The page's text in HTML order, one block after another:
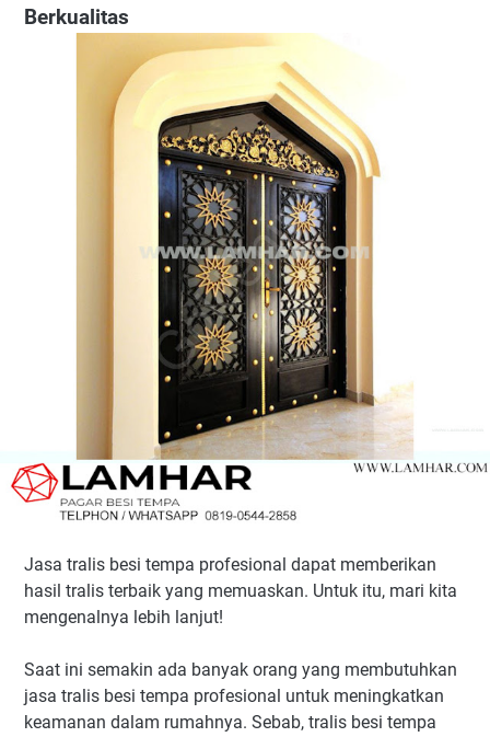
Berkualitas
Jasa tralis besi tempa profesional dapat memberikan
hasil tralis terbaik yang memuaskan. Untuk itu, mari kita
mengenalnya lebih lanjut!
Saat ini semakin ada banyak orang yang membutuhkan
jasa tralis besi tempa profesional untuk meningkatkan
keamanan dalam rumahnya. Sebab, tralis besi tempa